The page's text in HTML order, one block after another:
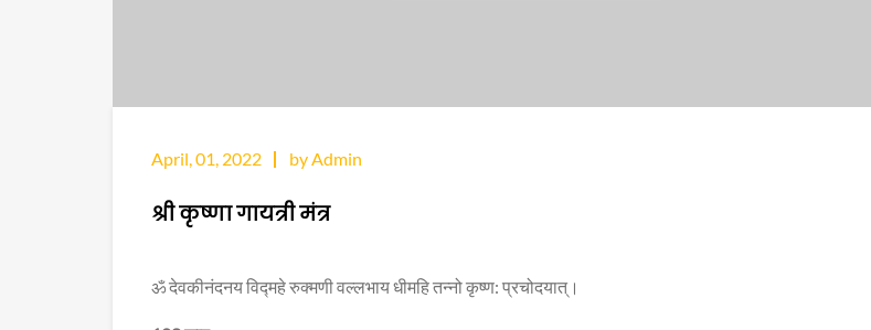
April, 01, 2022 by Admin
श्री कृष्णा गायत्री मंत्र
ॐ देवकीनंदनय विद्महे रुक्मणी वल्लभाय धीमहि तन्नो कृष्ण: प्रचोदयात्।